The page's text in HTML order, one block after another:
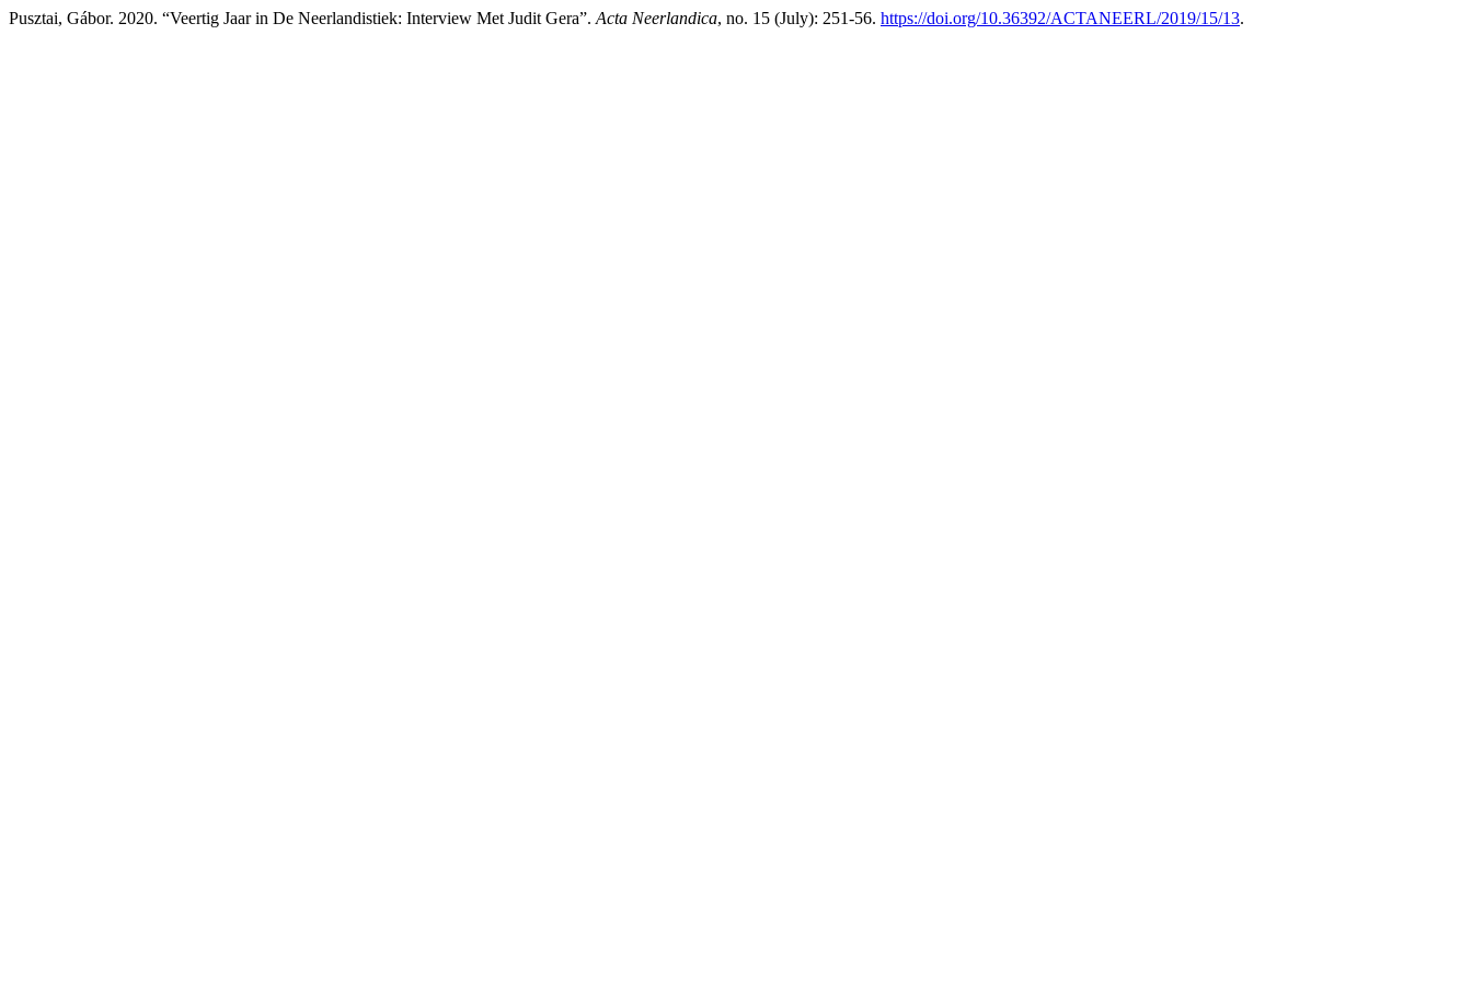
Pusztai, Gábor. 2020. “Veertig Jaar in De Neerlandistiek: Interview Met Judit Gera”. Acta Neerlandica, no. 15 (July): 251-56. https://doi.org/10.36392/ACTANEERL/2019/15/13.